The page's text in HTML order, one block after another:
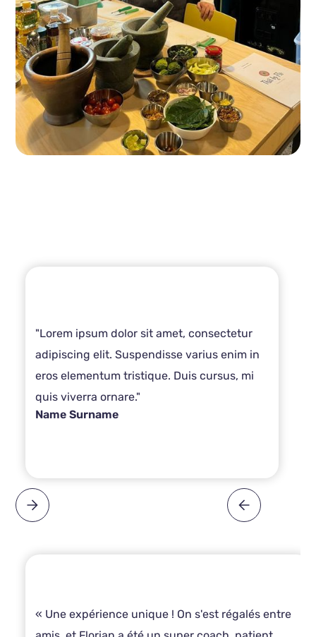
"Lorem ipsum dolor sit amet, consectetur
adipiscing elit. Suspendisse varius enim in
eros elementum tristique. Duis cursus, mi
quis viverra ornare."
Name Surname
« Une expérience unique ! On s'est régalés entre